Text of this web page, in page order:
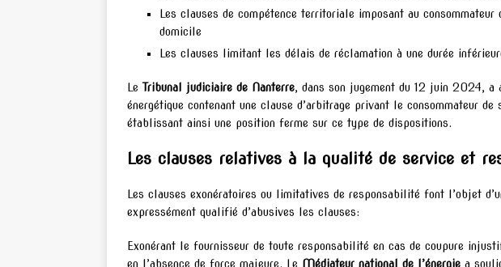
Les clauses de compétence territoriale imposant au
domicile
Les clauses limitant les délais de réclamation à une durée
LeTribunal judiciaire de Nanterre, dans son jugement du 12 juin 2024, a
énergétique contenant une clause d’arbitrage privant le consommateur de
établissant ainsi une position ferme sur ce type de dispositions.
Les clauses relatives à la qualité de service et
Les clauses exonératoires ou limitatives de responsabilité font l’objet
expressément qualifié d’abusives les clauses:
Exonérant le fournisseur de toute responsabilité en cas de coupure
en l’absence de force majeure. Le Médiateur national de l’énergie a